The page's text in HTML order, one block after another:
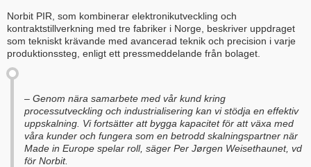
Norbit PIR, som kombinerar elektronikutveckling och
kontraktstillverkning med tre fabriker i Norge, beskriver uppdraget
som tekniskt krävande med avancerad teknik och precision i varje
produktionssteg, enligt ett pressmeddelande från bolaget.
– Genom nära samarbete med vår kund kring
processutveckling och industrialisering kan vi stödja en effektiv
uppskalning. Vi fortsätter att bygga kapacitet för att växa med
våra kunder och fungera som en betrodd skalningspartner när
Made in Europe spelar roll, säger Per Jørgen Weisethaunet, vd
för Norbit.